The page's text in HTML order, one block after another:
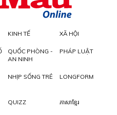
KINH TẾ XÃ HỘI
QUỐC PHÒNG -
AN NINH
PHÁP LUẬT
NHỊP SỐNG TRẺ LONGFORM
QUIZZ ភាសាខ្មែរ